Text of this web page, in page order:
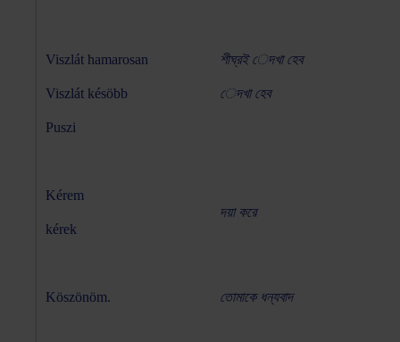
Viszlát hamarosan শীঘ্রই েদখা হেব
Viszlát késöbb েদখা হেব
Puszi
Kérem
দয়া করে
kérek
Köszönöm. তোমাকে ধন্যবাদ